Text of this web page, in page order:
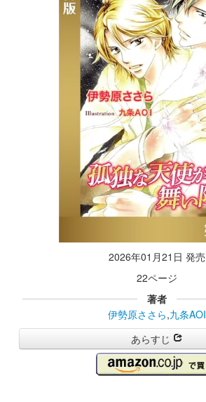
2026年01月21日 発売
22ページ
著者
伊勢原ささら,九条AOI
あらすじ